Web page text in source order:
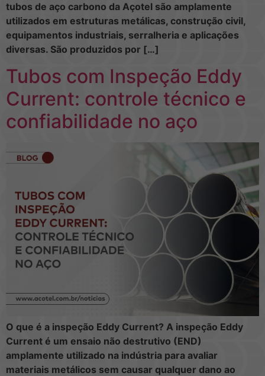
tubos de aço carbono da Açotel são amplamente
utilizados em estruturas metálicas, construção civil,
equipamentos industriais, serralheria e aplicações
diversas. São produzidos por […]
Tubos com Inspeção Eddy
Current: controle técnico e
confiabilidade no aço
O que é a inspeção Eddy Current? A inspeção Eddy
Current é um ensaio não destrutivo (END)
amplamente utilizado na indústria para avaliar
materiais metálicos sem causar qualquer dano ao